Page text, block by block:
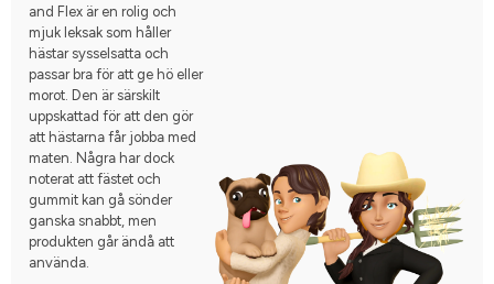
and Flex är en rolig och
mjuk leksak som håller
hästar sysselsatta och
passar bra för att ge hö eller
morot. Den är särskilt
uppskattad för att den gör
att hästarna får jobba med
maten. Några har dock
noterat att fästet och
gummit kan gå sönder
ganska snabbt, men
produkten går ändå att
använda.